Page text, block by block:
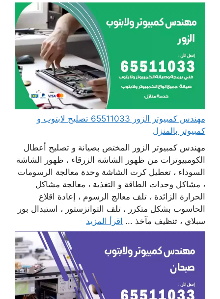
مهندس كمبيوتر الزور 65511033 تصليح لابتوب و
كمبيوتر بالمنزل
مهندس كمبيوتر الزور المختص بصيانة و تصليح أعطال
الكومبيوترات من ظهور الشاشة الزرقاء ، ظهور الشاشة
السوداء ، تعطيل كرت الشاشة وحدة معالجة الرسومات
، مشاكل وحدات الطاقة و التغذية ، معالجة مشاكل
الحرارة الزائدة ، تلف معالج الرسوم ، إعادة اقلاع
الحاسوب بشكل متكرر ، تلف التوانزستور ، استبدال بور
سبلاي ، تنظيف مآخذ ... اقرأ المزيد